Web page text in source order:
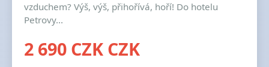
vzduchem? Výš, výš, přihořívá, hoří! Do hotelu
Petrovy...
2 690 CZK CZK